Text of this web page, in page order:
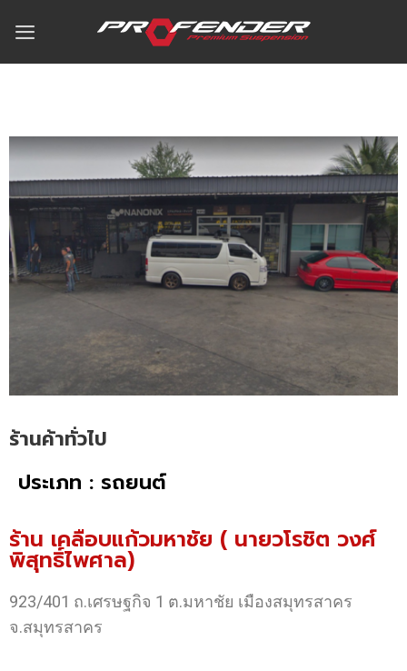
ร้านค้าทั่วไป
ประเภท : รถยนต์
ร้าน เคลือบแก้วมหาชัย ( นายวโรชิต วงศ์
พิสุทธิ์ไพศาล)
923/401 ถ.เศรษฐกิจ 1 ต.มหาชัย เมืองสมุทรสาคร
จ.สมุทรสาคร